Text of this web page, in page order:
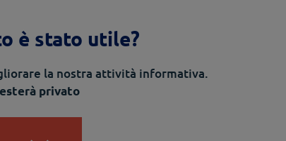
è stato utile?
la nostra attività informativa.
privato